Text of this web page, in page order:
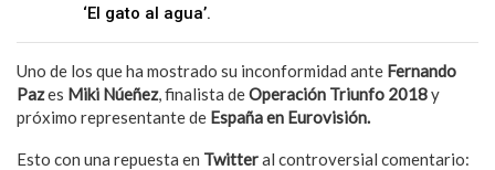
‘El gato al agua’.
Uno de los que ha mostrado su inconformidad ante Fernando
Pazes Miki Núeñez, finalista deOperación Triunfo 2018y
próximo representante de España en Eurovisión.
Esto con una repuesta en Twitteral controversial comentario: